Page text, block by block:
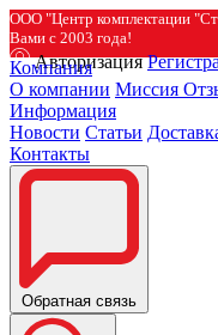
ООО "Центр комплектации
Вами с 2003 года!
Авторизация
Компания
О компании Миссия
Информация
Новости Статьи
Контакты
Обратная связь